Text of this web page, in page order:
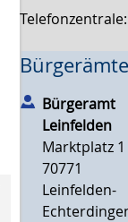
Bürgeramt
Leinfelden
Marktplatz 1
70771
Leinfelden-